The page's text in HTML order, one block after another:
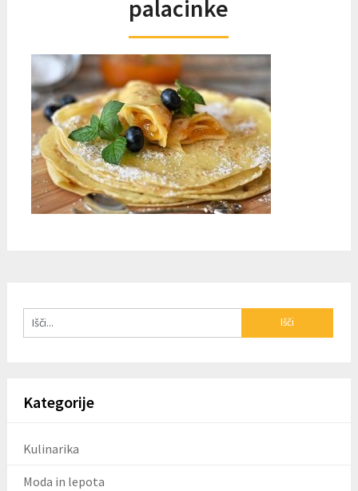
palacinke
Kategorije
Kulinarika
Moda in lepota